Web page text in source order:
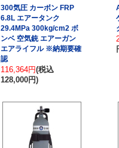
300気圧 カーボン FRP
6.8L エアータンク
29.4MPa 300kg/cm2 ボ
ンベ 空気銃 エアーガン
エアライフル ※納期要確
認
116,364円(税込
128,000円)